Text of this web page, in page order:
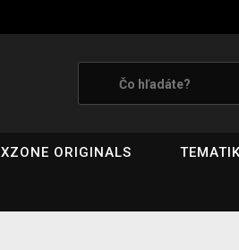
XZONE ORIGINALS